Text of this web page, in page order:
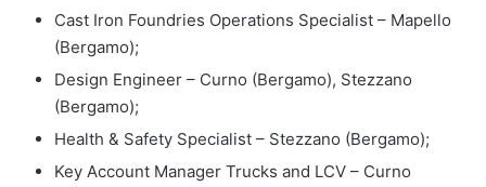
Cast Iron Foundries Operations Specialist – Mapello
(Bergamo);
Design Engineer – Curno (Bergamo), Stezzano
(Bergamo);
Health & Safety Specialist – Stezzano (Bergamo);
Key Account Manager Trucks and LCV – Curno